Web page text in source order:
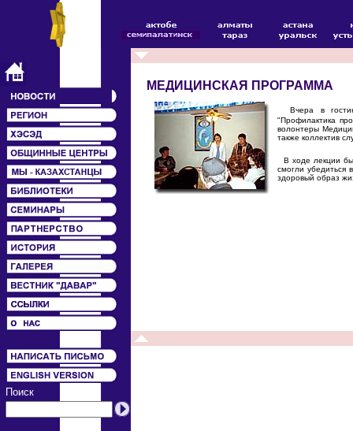
Поиск
МЕДИЦИНСКАЯ ПРОГРАММА
Вчера в
"Профилактика
волонтеры
также коллектив
В ходе лекции
смогли убедиться
здоровый образ